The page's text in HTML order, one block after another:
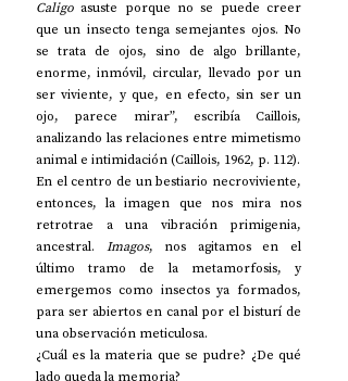
Caligo asuste porque no se puede creer
que un insecto tenga semejantes ojos. No
se trata de ojos, sino de algo brillante,
enorme, inmóvil, circular, llevado por un
ser viviente, y que, en efecto, sin ser un
ojo, parece mirar”, escribía Caillois,
analizando las relaciones entre mimetismo
En el centro de un bestiario necroviviente,
entonces, la imagen que nos mira nos
retrotrae a una vibración primigenia,
ancestral. Imagos, nos agitamos en el
último tramo de la metamorfosis, y
emergemos como insectos ya formados,
para ser abiertos en canal por el bisturí de
una observación meticulosa.
¿Cuál es la materia que se pudre? ¿De qué
lado queda la memoria?